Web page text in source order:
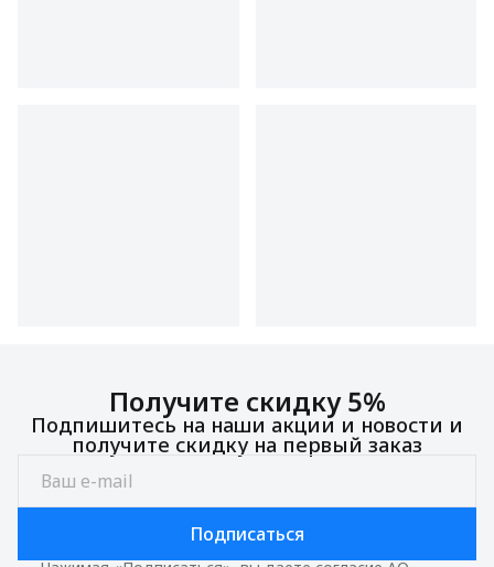
Получите скидку 5%
Подпишитесь на наши акции и новости и
получите скидку на первый заказ
Подписаться